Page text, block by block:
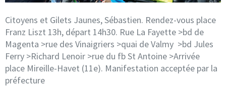
Citoyens et Gilets Jaunes, Sébastien. Rendez-vous place
Franz Liszt 13h, départ 14h30. Rue La Fayette >bd de
Magenta >rue des Vinaigriers >quai de Valmy >bd Jules
Ferry >Richard Lenoir >rue du fb St Antoine >Arrivée
place Mireille-Havet (11e). Manifestation acceptée par la
préfecture